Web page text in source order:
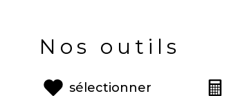
Nos outils
sélectionner